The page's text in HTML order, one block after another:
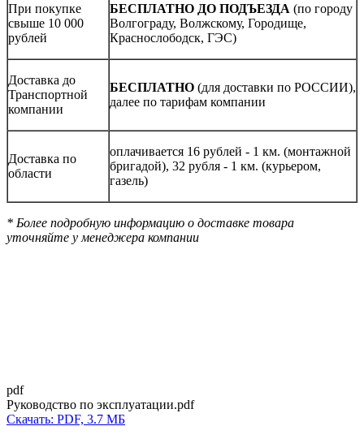
При покупке
свыше 10 000
рублей
БЕСПЛАТНО ДО ПОДЪЕЗДА (по городу
Волгограду, Волжскому, Городище,
Краснослободск, ГЭС)
Доставка до
Транспортной
компании
БЕСПЛАТНО (для доставки по РОССИИ),
далее по тарифам компании
Доставка по
области
оплачивается 16 рублей - 1 км. (монтажной
бригадой), 32 рубля - 1 км. (курьером,
газель)
* Более подробную информацию о доставке товара
уточняйте у менеджера компании
pdf
Руководство по эксплуатации.pdf
Скачать: PDF, 3.7 МБ